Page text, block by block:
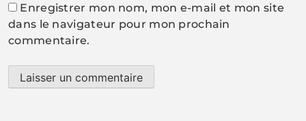
Enregistrer mon nom, mon e-mail et mon site
dans le navigateur pour mon prochain
commentaire.